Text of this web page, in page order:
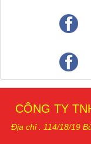
Địa chỉ : 114/18/19